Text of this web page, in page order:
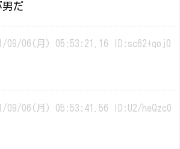
だ
09/06(月) 05:53:21.16 ID:sc62+qoj0
09/06(月) 05:53:41.56 ID:U2/heQzc0